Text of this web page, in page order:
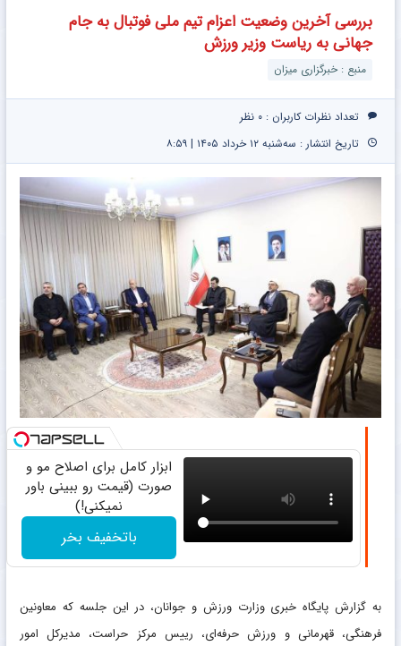
بفروش
بررسی آخرین وضعیت اعزام تیم ملی فوتبال به جام
جهانی به ریاست وزیر ورزش
منبع : خبرگزاری میزان
تعداد نظرات کاربران : ۰ نظر
تاریخ انتشار : سه‌شنبه ۱۲ خرداد ۱۴۰۵ | ۸:۵۹
ابزار کامل برای اصلاح مو و
صورت (قیمت رو ببینی باور
نمیکنی!)
باتخفیف بخر
به گزارش پایگاه خبری وزارت ورزش و‌ جوانان، در این جلسه که معاونین
فرهنگی، قهرمانی و ورزش حرفه‌ای، رییس مرکز حراست، مدیرکل امور